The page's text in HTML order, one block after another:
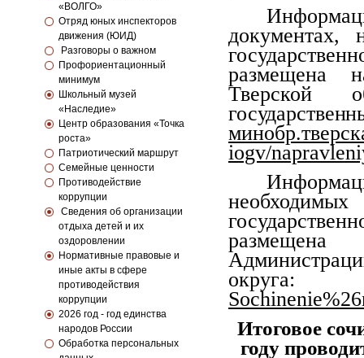
«ВОЛГО»
Отряд юных инспекторов
движения (ЮИД)
Разговоры о важном
Профориентационный
минимум
Школьный музей
«Наследие»
Центр образования «Точка
роста»
Патриотический маршрут
Семейные ценности
Противодействие
коррупции
Сведения об организации
отдыха детей и их
оздоровлении
Нормативные правовые и
иные акты в сфере
противодействия
коррупции
2026 год - год единства
народов России
Обработка персональных
документах,
размещена
Тверской
iogv/
размещена
Итоговое
году